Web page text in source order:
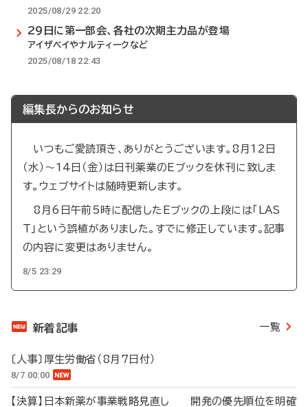
2025/08/29 22:20
29日に第一部会、各社の次期主力品が登場
アイザベイやナルティークなど
2025/08/18 22:43
編集長からのお知らせ
いつもご愛読頂き、ありがとうございます。8月12日
（水）～14日（金）は日刊薬業のEブックを休刊に致しま
す。ウェブサイトは随時更新します。
8月6日午前5時に配信したEブックの上段には「LAS
T」という誤植がありました。すでに修正しています。記事
の内容に変更はありません。
8/5 23:29
新着記事 一覧
〔人事〕厚生労働省（8月7日付）
8/7 00:00
【決算】日本新薬が事業戦略見直し 開発の優先順位を明確